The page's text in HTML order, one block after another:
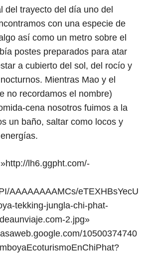
del trayecto del día uno del
con una especie de
así como un metro sobre el
postes preparados para atar
a cubierto del sol, del rocío y
Mientras Mao y el
no recordamos el nombre)
cena nosotros fuimos a la
un baño, saltar como locos y
lh6.ggpht.com/-
AAAAAAAAMCs/eTEXHBsYecU
tekking-jungla-chi-phat-
2.jpg»
10500374740